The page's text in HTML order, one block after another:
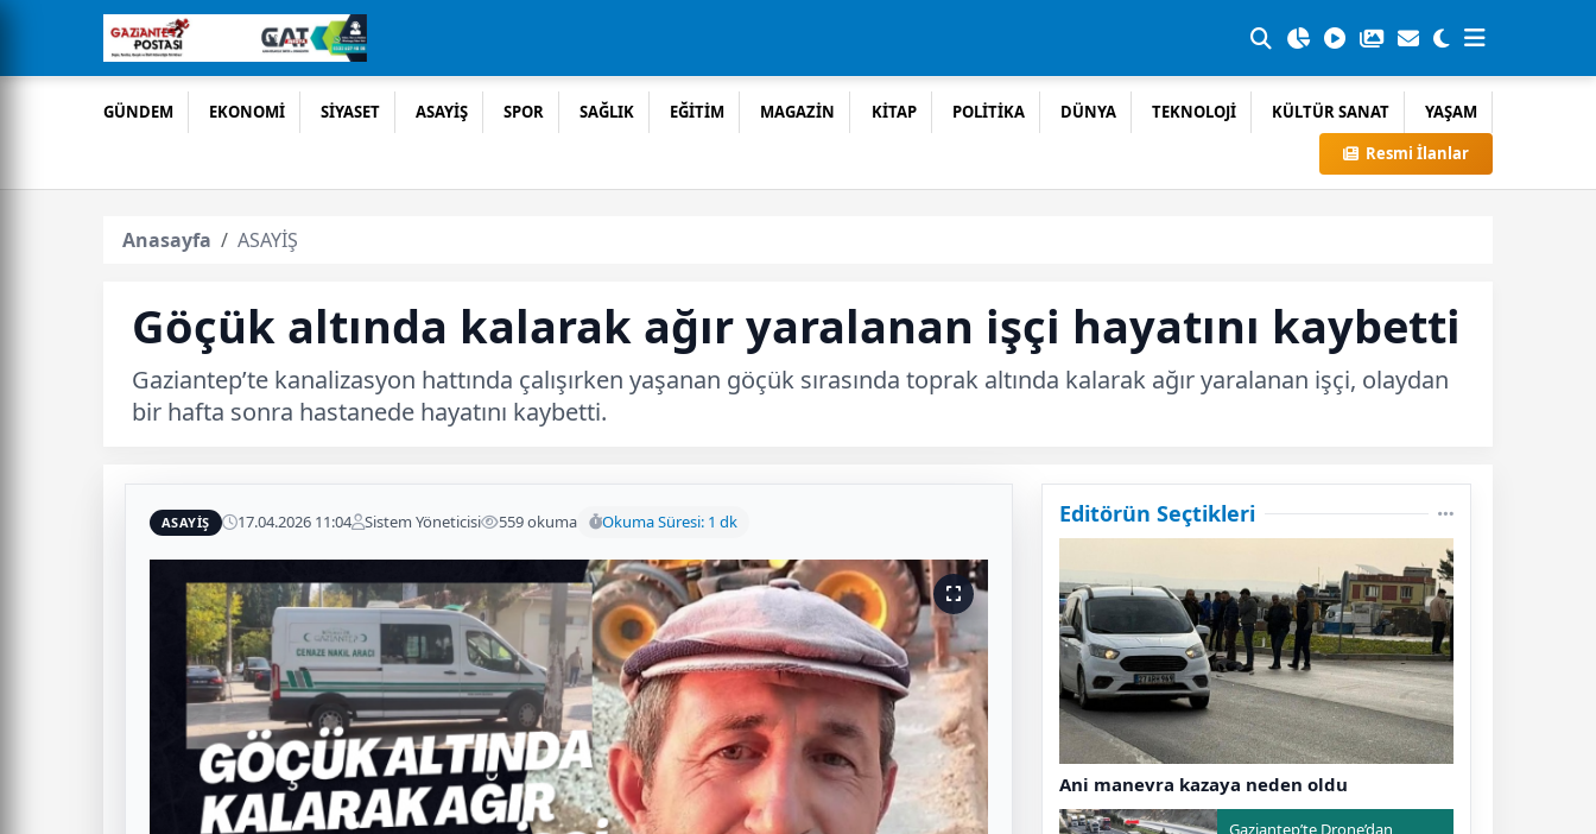
GÜNDEM EKONOMİ SİYASET ASAYİŞ SPOR SAĞLIK EĞİTİM MAGAZİN KİTAP POLİTİKA DÜNYA TEKNOLOJİ KÜLTÜR SANAT
YAŞAM
Resmi İlanlar
Anasayfa ASAYİŞ
Göçük altında kalarak ağır yaralanan işçi hayatını kaybetti
Gaziantep’te kanalizasyon hattında çalışırken yaşanan göçük sırasında toprak altında kalarak ağır yaralanan işçi, olaydan
bir hafta sonra hastanede hayatını kaybetti.
ASAYİŞ 17.04.2026 11:04 Sistem Yöneticisi 559 okuma Okuma Süresi: 1 dk Editörün Seçtikleri
Ani manevra kazaya neden oldu
Gaziantep’te Drone’dan